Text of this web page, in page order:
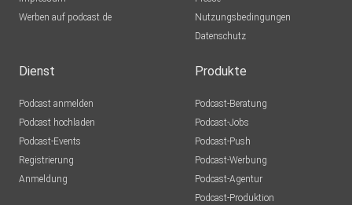
Werben auf podcast.de
Nutzungsbedingungen
Datenschutz
Dienst
Podcast anmelden
Podcast hochladen
Podcast-Events
Registrierung
Anmeldung
Produkte
Podcast-Beratung
Podcast-Jobs
Podcast-Push
Podcast-Werbung
Podcast-Agentur
Podcast-Produktion